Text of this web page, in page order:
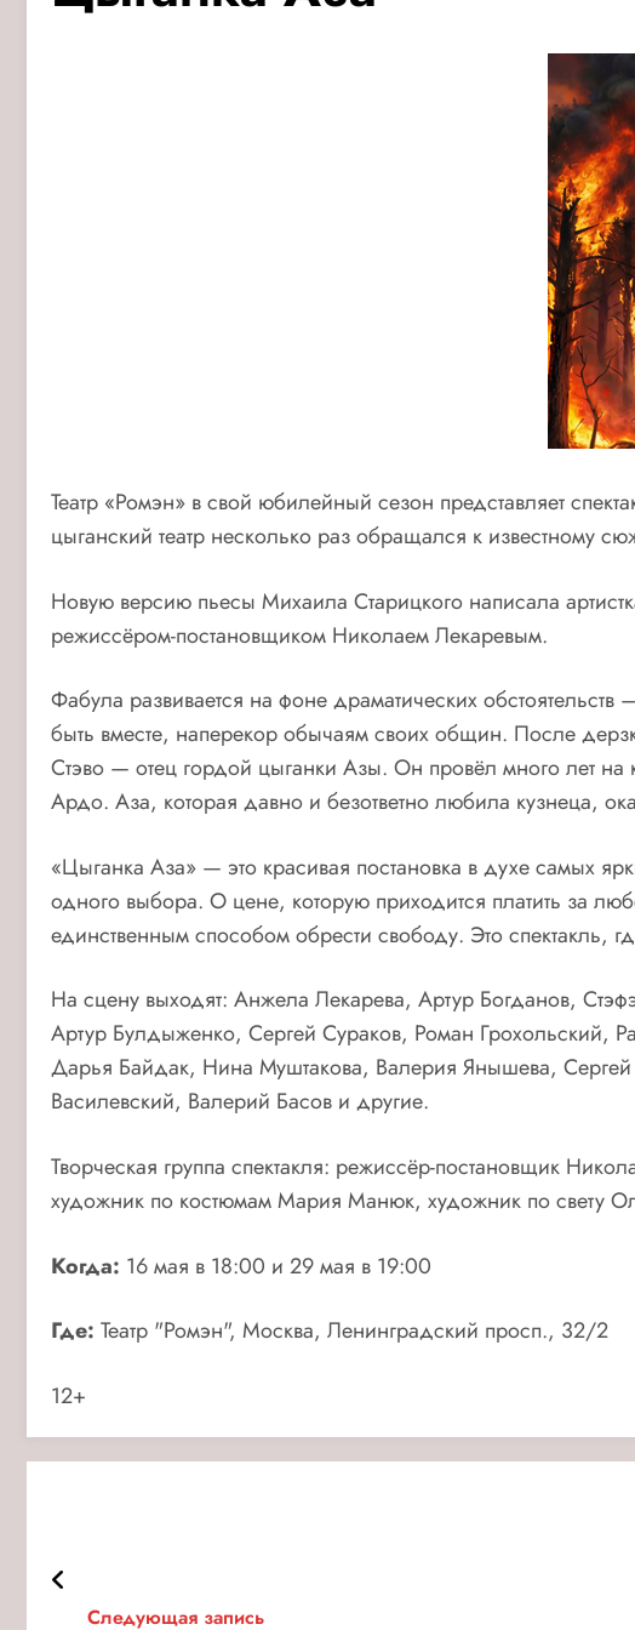
Театр «Ромэн» в свой юбилейный сезон представляет
цыганский театр несколько раз обращался к известному
Новую версию пьесы Михаила Старицкого написала
режиссёром-постановщиком Николаем Лекаревым.
Фабула развивается на фоне драматических
быть вместе, наперекор обычаям своих общин. После
Стэво — отец гордой цыганки Азы. Он провёл много лет на
Ардо. Аза, которая давно и безответно любила кузнеца,
«Цыганка Аза» — это красивая постановка в духе самых
одного выбора. О цене, которую приходится платить за
единственным способом обрести свободу. Это спектакль,
На сцену выходят: Анжела Лекарева, Артур Богданов,
Артур Булдыженко, Сергей Сураков, Роман Грохольский,
Дарья Байдак, Нина Муштакова, Валерия Янышева,
Василевский, Валерий Басов и другие.
Творческая группа спектакля: режиссёр-постановщик
художник по костюмам Мария Манюк, художник по свету
Когда: 16 мая в 18:00 и 29 мая в 19:00
Где: Театр "Ромэн", Москва, Ленинградский просп., 32/2
12+
Следующая запись